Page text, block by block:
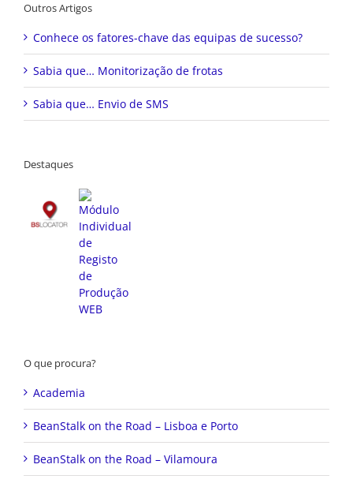
Outros Artigos
Conhece os fatores-chave das equipas de sucesso?
Sabia que… Monitorização de frotas
Sabia que… Envio de SMS
Destaques
O que procura?
Academia
BeanStalk on the Road – Lisboa e Porto
BeanStalk on the Road – Vilamoura